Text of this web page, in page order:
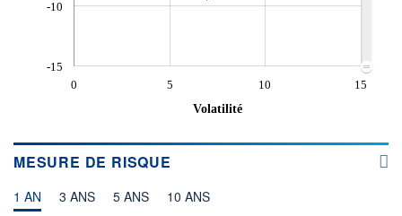
-15
-10
0 5 10
15
Volatilité
MESURE DE RISQUE
1 AN 3 ANS 5 ANS 10 ANS